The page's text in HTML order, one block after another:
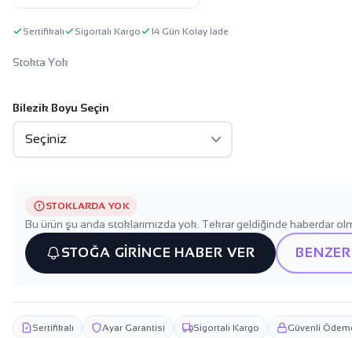
Sertifikalı Sigortalı Kargo 14 Gün Kolay İade
Stokta Yok
Bilezik Boyu Seçin
STOKLARDA YOK
Bu ürün şu anda stoklarımızda yok. Tekrar geldiğinde haberdar
STOĞA GİRİNCE HABER VER
Sertifikalı Ayar Garantisi Sigortalı Kargo Güvenli